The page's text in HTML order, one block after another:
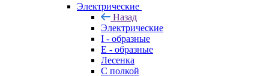
Электрические
Назад
Электрические
I - образные
E - образные
Лесенка
С полкой